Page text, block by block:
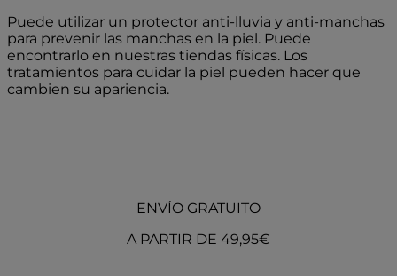
Puede utilizar un protector anti-lluvia y anti-manchas
para prevenir las manchas en la piel. Puede
encontrarlo en nuestras tiendas físicas. Los
tratamientos para cuidar la piel pueden hacer que
cambien su apariencia.
ENVÍO GRATUITO
A PARTIR DE 49,95€